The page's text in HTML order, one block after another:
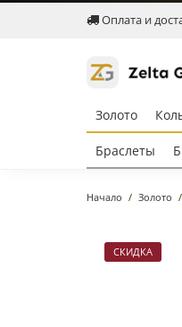
Оплата и
Золото
Браслеты
Начало Золото
СКИДКА